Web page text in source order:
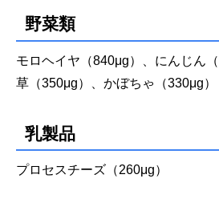
野菜類
モロヘイヤ（840μg）、にんじん
草（350μg）、かぼちゃ（330μg）
乳製品
プロセスチーズ（260μg）